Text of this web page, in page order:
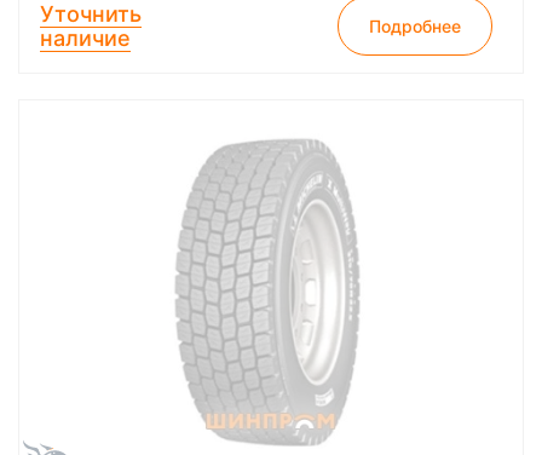
Уточнить
наличие
Подробнее